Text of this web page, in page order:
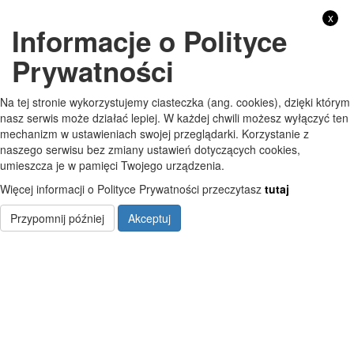
GODZINY PRACY
Pon 7:30 - 15:30
Wt 7:30 - 15:30
Śr 7:30 - 15:30
Pt 7:30 - 15:30
x
Informacje o Polityce
Prywatności
Na tej stronie wykorzystujemy ciasteczka (ang. cookies), dzięki którym
nasz serwis może działać lepiej. W każdej chwili możesz wyłączyć ten
mechanizm w ustawieniach swojej przeglądarki. Korzystanie z
naszego serwisu bez zmiany ustawień dotyczących cookies,
umieszcza je w pamięci Twojego urządzenia.
Więcej informacji o Polityce Prywatności przeczytasz tutaj
Przypomnij później
Akceptuj